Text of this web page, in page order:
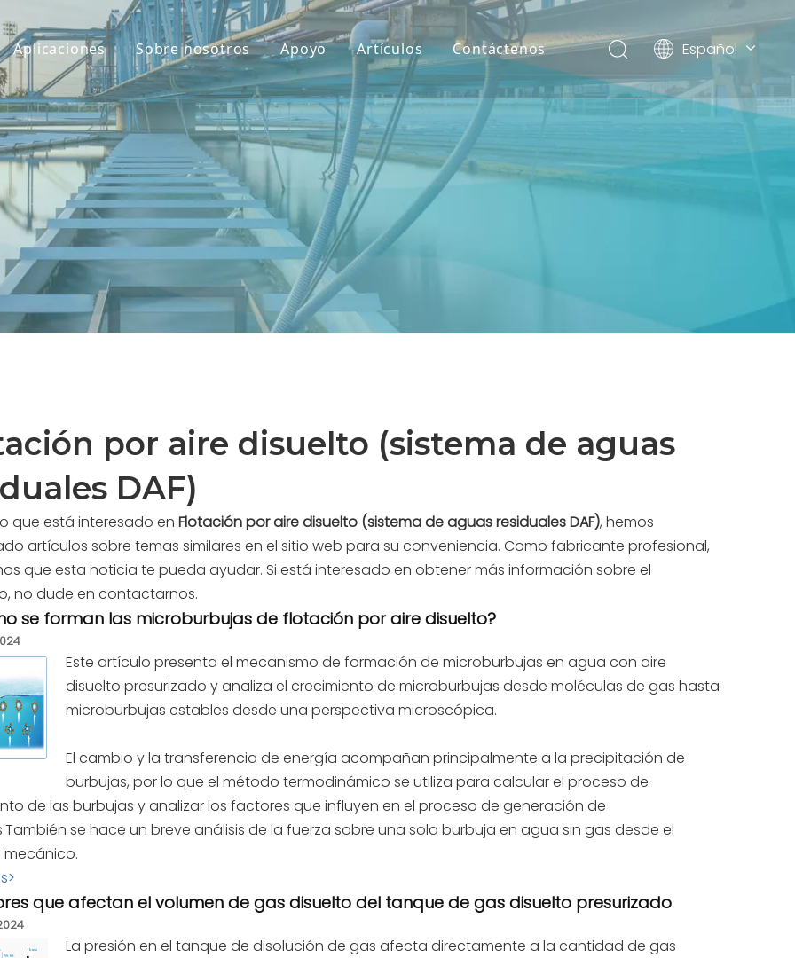
Aplicaciones Sobre nosotros Apoyo Artículos Contáctenos Español
English
العربية
por aire disuelto (sistema de aguas
DAF)
que está interesado en Flotación por aire disuelto (sistema de aguas residuales DAF), hemos
artículos sobre temas similares en el sitio web para su conveniencia. Como fabricante profesional,
que esta noticia te pueda ayudar. Si está interesado en obtener más información sobre el
no dude en contactarnos.
se forman las microburbujas de flotación por aire disuelto?
Este artículo presenta el mecanismo de formación de microburbujas en agua con aire
disuelto presurizado y analiza el crecimiento de microburbujas desde moléculas de gas hasta
microburbujas estables desde una perspectiva microscópica.
El cambio y la transferencia de energía acompañan principalmente a la precipitación de
burbujas, por lo que el método termodinámico se utiliza para calcular el proceso de
de las burbujas y analizar los factores que influyen en el proceso de generación de
se hace un breve análisis de la fuerza sobre una sola burbuja en agua sin gas desde el
que afectan el volumen de gas disuelto del tanque de gas disuelto presurizado
La presión en el tanque de disolución de gas afecta directamente a la cantidad de gas